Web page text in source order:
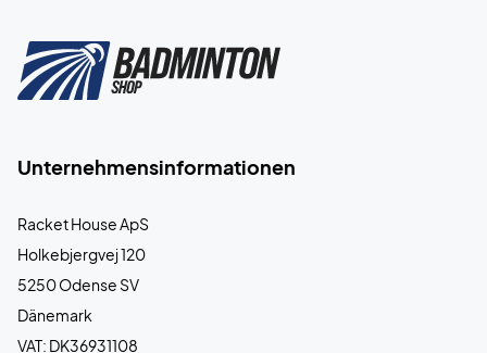
Unternehmensinformationen
Racket House ApS
Holkebjergvej 120
5250 Odense SV
Dänemark
VAT: DK36931108